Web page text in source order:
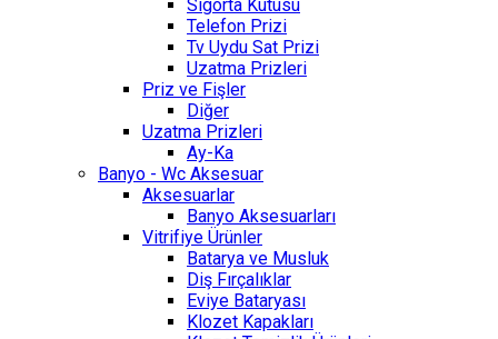
Sigorta Kutusu
Telefon Prizi
Tv Uydu Sat Prizi
Uzatma Prizleri
Priz ve Fişler
Diğer
Uzatma Prizleri
Ay-Ka
Banyo - Wc Aksesuar
Aksesuarlar
Banyo Aksesuarları
Vitrifiye Ürünler
Batarya ve Musluk
Diş Fırçalıklar
Eviye Bataryası
Klozet Kapakları